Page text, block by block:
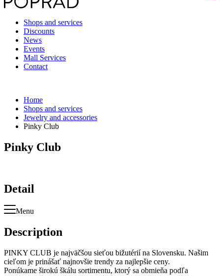
Shops and services
Discounts
News
Events
Mall Services
Contact
Home
Shops and services
Jewelry and accessories
Pinky Club
Pinky Club
Detail
Menu
Description
PINKY CLUB je najväčšou sieťou bižutérií na Slovensku. Našim
cieľom je prinášať najnovšie trendy za najlepšie ceny.
Ponúkame širokú škálu sortimentu, ktorý sa obmieňa podľa